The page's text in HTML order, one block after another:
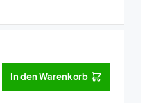
In den Warenkorb